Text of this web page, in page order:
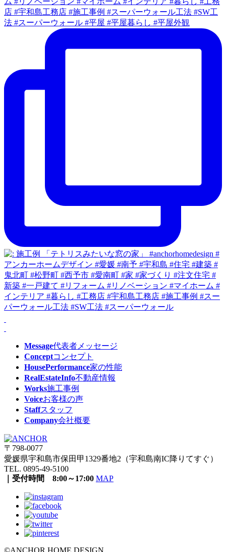
Message代表者メッセージ
Conceptコンセプト
HousePerformance家の性能
RealEstateInfo不動産情報
Works施工事例
Voiceお客様の声
Staffスタッフ
Company会社概要
〒798-0077
愛媛県宇和島市保田甲1329番地2（宇和島南IC降りてすぐ）
TEL. 0895-49-5100
｜受付時間 8:00～17:00 MAP
©ANCHOR HOME DESIGN